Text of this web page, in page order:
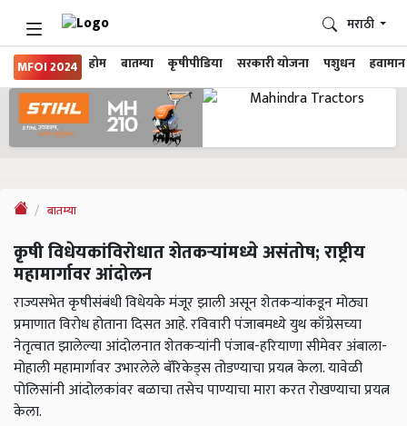
MFOI 2024 होम बातम्या कृषीपीडिया सरकारी योजना पशुधन हवामान
मराठी
बातम्या
कृषी विधेयकांविरोधात शेतकऱ्यांमध्ये असंतोष; राष्ट्रीय
महामार्गावर आंदोलन
राज्यसभेत कृषीसंबंधी विधेयके मंजूर झाली असून शेतकऱ्यांकडून मोठ्या
प्रमाणात विरोध होताना दिसत आहे. रविवारी पंजाबमध्ये युथ काँग्रेसच्या
नेतृत्वात झालेल्या आंदोलनात शेतकऱ्यांनी पंजाब-हरियाणा सीमेवर अंबाला-
मोहाली महामार्गावर उभारलेले बॅरिकेड्स तोडण्याचा प्रयत्न केला. यावेळी
पोलिसांनी आंदोलकांवर बळाचा तसेच पाण्याचा मारा करत रोखण्याचा प्रयत्न
केला.